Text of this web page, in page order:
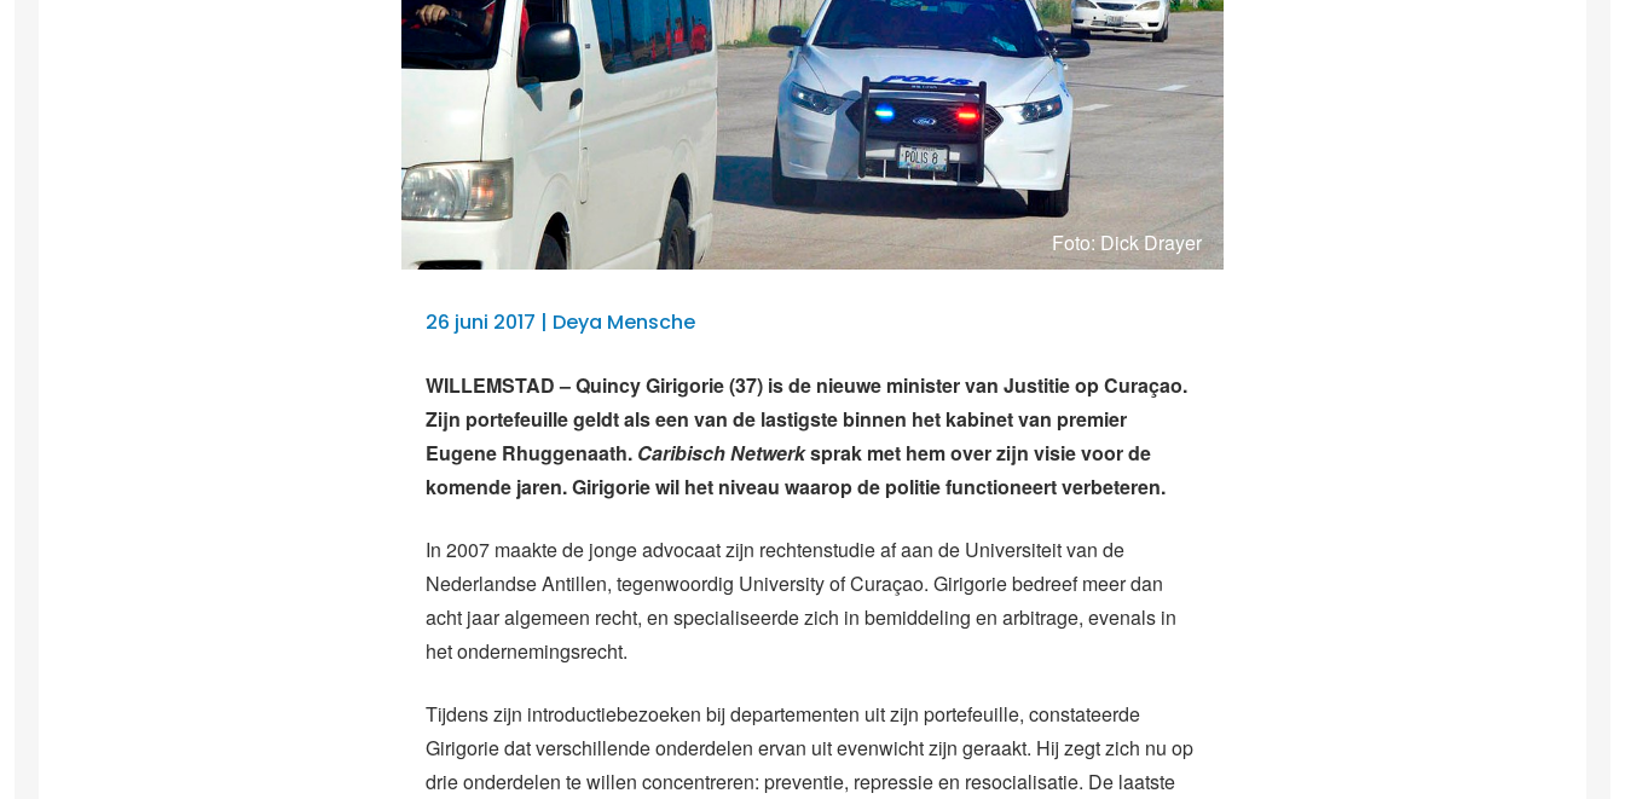
Foto: Dick Drayer
26 juni 2017 | Deya Mensche
WILLEMSTAD – Quincy Girigorie (37) is de nieuwe minister van Justitie op Curaçao.
Zijn portefeuille geldt als een van de lastigste binnen het kabinet van premier
Eugene Rhuggenaath. Caribisch Netwerksprak met hem over zijn visie voor de
komende jaren. Girigorie wil het niveau waarop de politie functioneert verbeteren.
In 2007 maakte de jonge advocaat zijn rechtenstudie af aan de Universiteit van de
Nederlandse Antillen, tegenwoordig University of Curaçao. Girigorie bedreef meer dan
acht jaar algemeen recht, en specialiseerde zich in bemiddeling en arbitrage, evenals in
het ondernemingsrecht.
Tijdens zijn introductiebezoeken bij departementen uit zijn portefeuille, constateerde
Girigorie dat verschillende onderdelen ervan uit evenwicht zijn geraakt. Hij zegt zich nu op
drie onderdelen te willen concentreren: preventie, repressie en resocialisatie. De laatste